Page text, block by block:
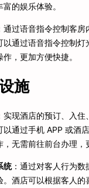
的娱乐体验。
通过语音指令控制客房
以通过语音指令控制灯
，更加方便快捷。
施
实现酒店的预订、入住
以通过手机 APP 或酒
无需前往前台办理，
统：通过对客人行为数
。酒店可以根据客人的